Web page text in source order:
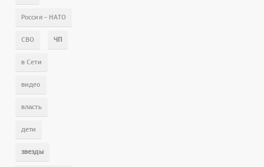
Россия - НАТО
СВО ЧП
в Сети
видео
власть
дети
звезды